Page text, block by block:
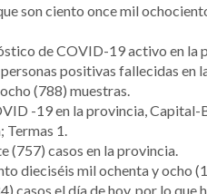
son ciento once mil
de COVID-19 activo en la
positivas fallecidas en
(788) muestras.
-19 en la provincia,
Termas 1.
(757) casos en la provincia.
dieciséis mil ochenta y ocho
casos el día de hoy, por lo que